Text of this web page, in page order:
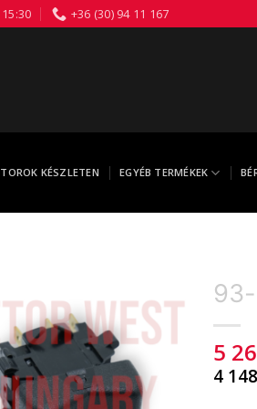
+36 (30) 94 11 167
KÉSZLETEN EGYÉB TERMÉKEK
5
4 148